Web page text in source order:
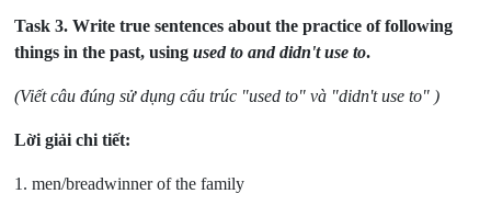
Task 3. Write true sentences about the practice of following
things in the past, using used to and didn't use to.
(Viết câu đúng sử dụng cấu trúc "used to" và "didn't use to" )
Lời giải chi tiết:
1. men/breadwinner of the family